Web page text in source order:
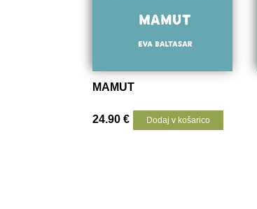
MAMUT
24.90€ Dodaj v košarico